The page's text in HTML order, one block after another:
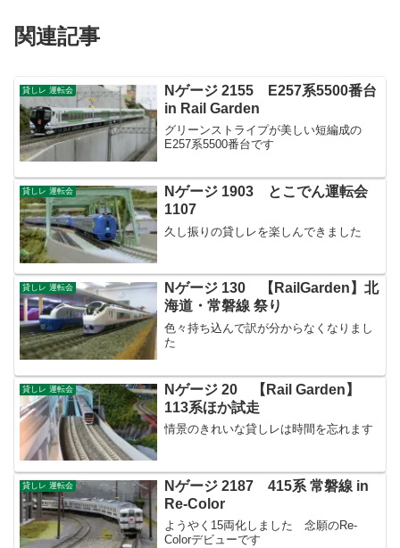
関連記事
貸しレ 運転会
Nゲージ 2155 E257系5500番台
in Rail Garden
グリーンストライプが美しい短編成の
E257系5500番台です
貸しレ 運転会
Nゲージ 1903 とこでん運転会
1107
久し振りの貸しレを楽しんできました
貸しレ 運転会
Nゲージ 130 【RailGarden】北
海道・常磐線 祭り
色々持ち込んで訳が分からなくなりまし
た
貸しレ 運転会
Nゲージ 20 【Rail Garden】
113系ほか試走
情景のきれいな貸しレは時間を忘れます
貸しレ 運転会
Nゲージ 2187 415系 常磐線 in
Re-Color
ようやく15両化しました 念願のRe-
Colorデビューです